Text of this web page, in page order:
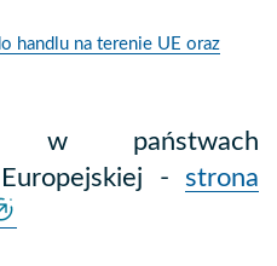
handlu na terenie UE oraz
w państwach
- strona